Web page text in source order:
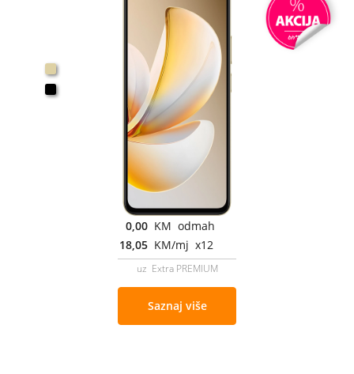
0,00 KM odmah
18,05 KM/mj x12
uz Extra PREMIUM
Saznaj više